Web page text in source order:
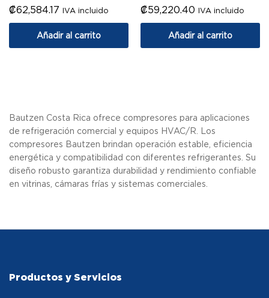
₡62,584.17 IVA incluido
Añadir al carrito
₡59,220.40 IVA incluido
Añadir al carrito
Bautzen Costa Rica ofrece compresores para aplicaciones
de refrigeración comercial y equipos HVAC/R. Los
compresores Bautzen brindan operación estable, eficiencia
energética y compatibilidad con diferentes refrigerantes. Su
diseño robusto garantiza durabilidad y rendimiento confiable
en vitrinas, cámaras frías y sistemas comerciales.
Productos y Servicios